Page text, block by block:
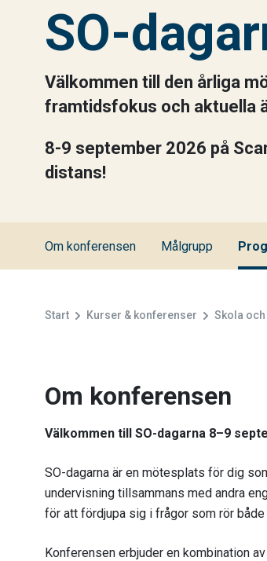
SO-
Välkommen till den årliga
framtidsfokus och aktuella
8-9 september 2026 på
distans!
Om konferensen Målgrupp
Start Kurser & konferenser Skola
Om konferensen
Välkommen till SO-dagarna 8–9
SO-dagarna är en mötesplats för dig
undervisning tillsammans med andra
för att fördjupa sig i frågor som rör
Konferensen erbjuder en kombination